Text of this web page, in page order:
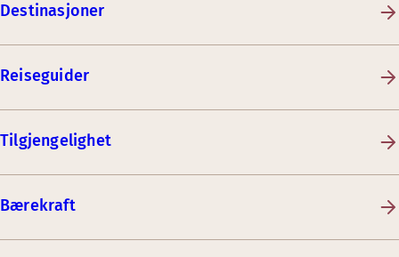
Destinasjoner
Reiseguider
Tilgjengelighet
Bærekraft